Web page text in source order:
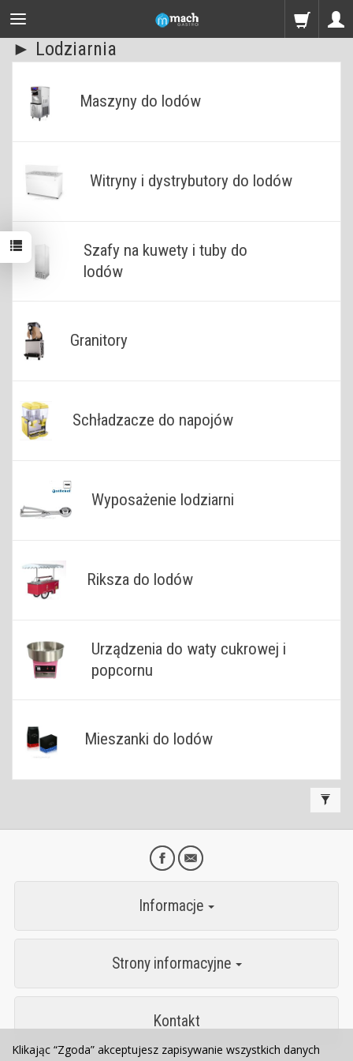
► Lodziarnia
Maszyny do lodów
Witryny i dystrybutory do lodów
Szafy na kuwety i tuby do
lodów
Granitory
Schładzacze do napojów
Wyposażenie lodziarni
Riksza do lodów
Urządzenia do waty cukrowej i
popcornu
Mieszanki do lodów
Informacje
Strony informacyjne
Kontakt
Klikając “Zgoda” akceptujesz zapisywanie wszystkich danych